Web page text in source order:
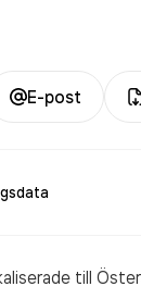
E-post
till